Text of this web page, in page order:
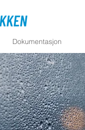
Dokumentasjon